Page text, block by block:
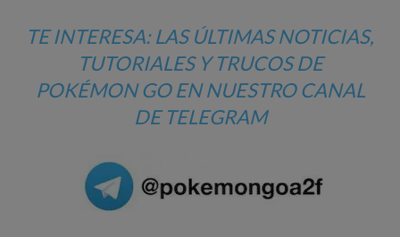
TE INTERESA: LAS ÚLTIMAS NOTICIAS,
TUTORIALES Y TRUCOS DE
POKÉMON GO ENNUESTRO CANAL
DE TELEGRAM